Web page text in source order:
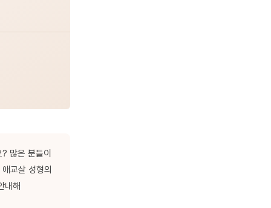
많은 분들이
교살 성형의
내해